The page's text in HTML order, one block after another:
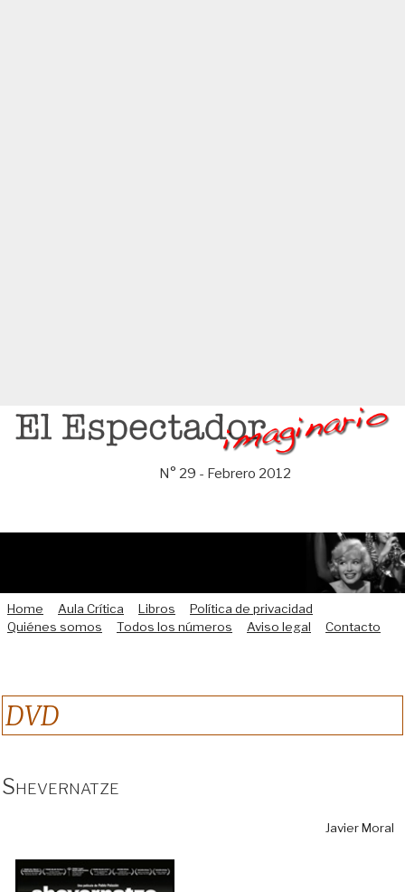
Saltar
N° 29 - Febrero 2012
Home Aula Crítica Libros
Política de privacidad
Quiénes somos
Todos los números Aviso legal Contacto
DVD
Shevernatze
Javier Moral